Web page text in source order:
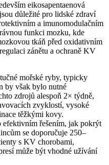
eikosapentaenová
důležité pro lidské zdraví
a imunomodulačním
funkci mozku, kde
tkáň před oxidativním
zánětu a ochraně KV
mořské ryby, typicky
by však bylo nutné
zdrojů alespoň 2× týdně,
zvyklostí, vysoké
těžkými kovy.
efektivním řešením, jak pokrýt
se doporučuje 250–
s KV chorobami,
může být vhodné užívání